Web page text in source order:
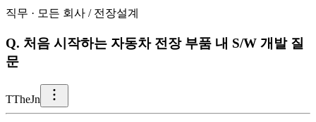
직무 · 모든 회사 / 전장설계
Q. 처음 시작하는 자동차 전장 부품 내 S/W 개발 질
문
TTheJn